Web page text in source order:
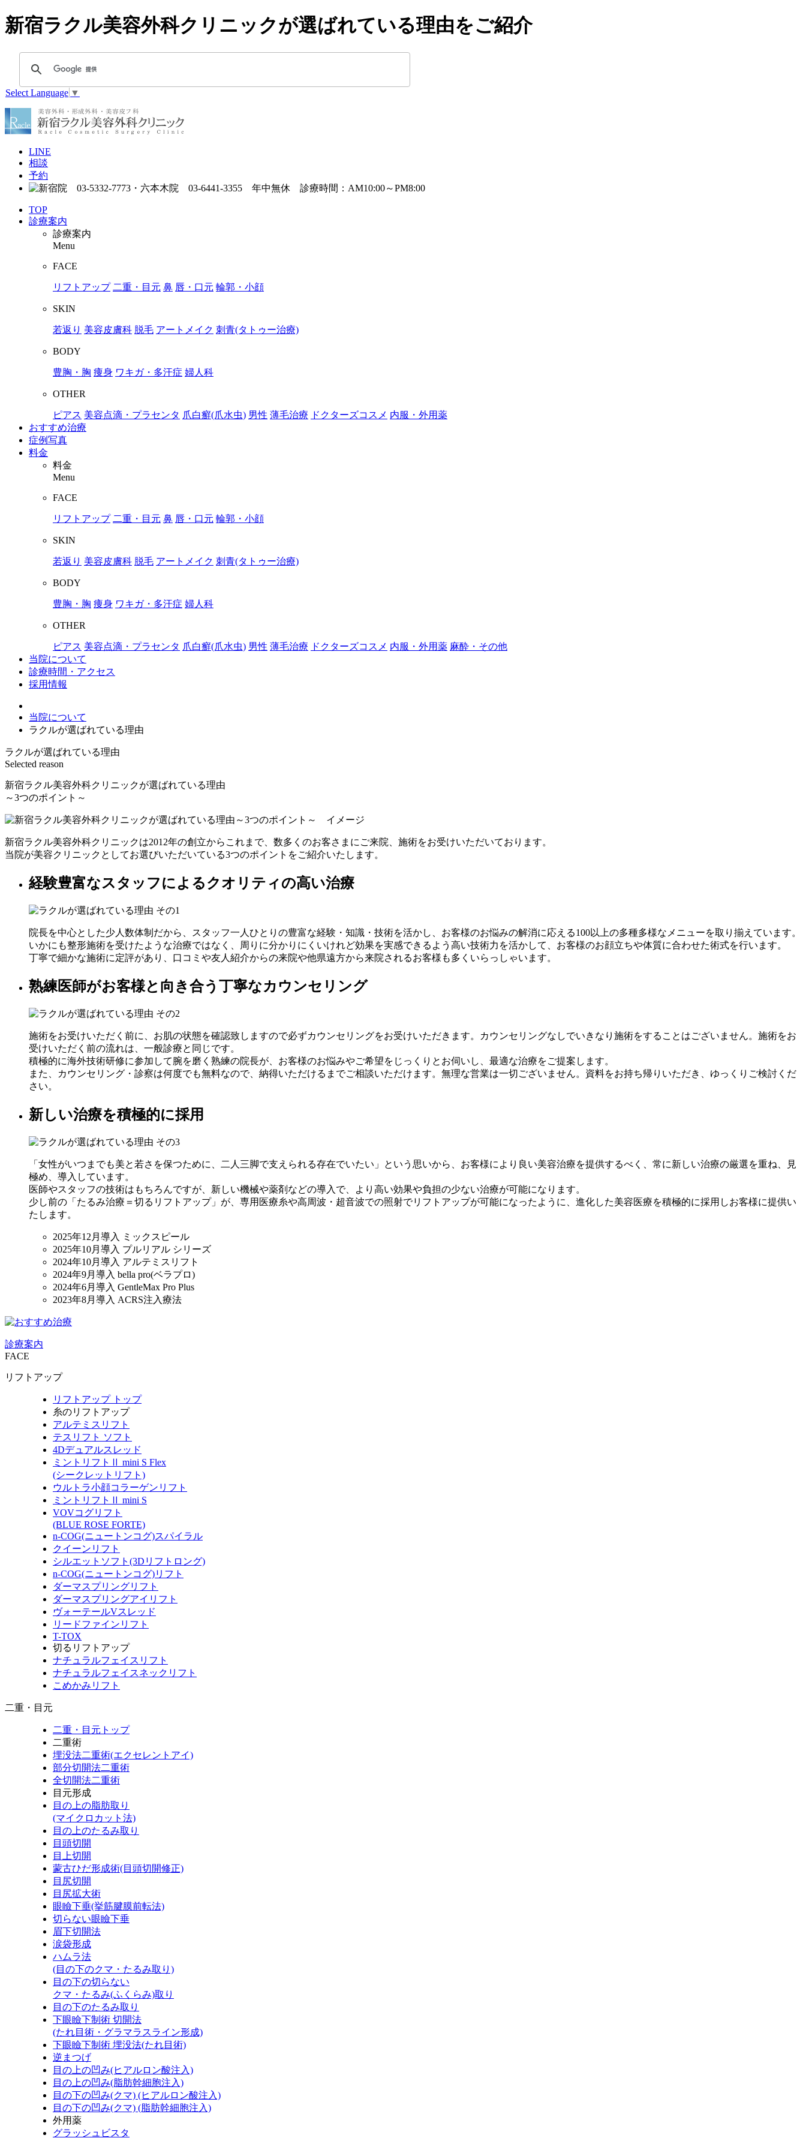
新宿ラクル美容外科クリニックが選ばれている理由をご紹介
Select Language ▼
LINE
相談
予約
TOP
診療案内
診療案内
Menu
FACE
リフトアップ 二重・目元 鼻 唇・口元 輪郭・小顔
SKIN
若返り 美容皮膚科 脱毛 アートメイク 刺青(タトゥー治療)
BODY
豊胸・胸 痩身 ワキガ・多汗症 婦人科
OTHER
ピアス 美容点滴・プラセンタ 爪白癬(爪水虫) 男性 薄毛治療 ドクターズコスメ 内服・外用薬
おすすめ治療
症例写真
料金
料金
Menu
FACE
リフトアップ 二重・目元 鼻 唇・口元 輪郭・小顔
SKIN
若返り 美容皮膚科 脱毛 アートメイク 刺青(タトゥー治療)
BODY
豊胸・胸 痩身 ワキガ・多汗症 婦人科
OTHER
ピアス 美容点滴・プラセンタ 爪白癬(爪水虫) 男性 薄毛治療 ドクターズコスメ 内服・外用薬 麻酔・その他
当院について
診療時間・アクセス
採用情報
当院について
ラクルが選ばれている理由
ラクルが選ばれている理由
Selected reason
新宿ラクル美容外科クリニックが選ばれている理由
～3つのポイント～
新宿ラクル美容外科クリニックは2012年の創立からこれまで、数多くのお客さまにご来院、施術をお受けいただいております。
当院が美容クリニックとしてお選びいただいている3つのポイントをご紹介いたします。
経験豊富なスタッフによるクオリティの高い治療
院長を中心とした少人数体制だから、 スタッフ一人ひとりの豊富な経験・知識・技術を活かし
、お客様のお悩みの解消に応える100以上の多種多様なメニューを取り揃えています。
いかにも整形施術を受けたような治療ではなく、周りに分かりにくいけれど効果を実感できるよう高い技術力を活かして、 お客様のお顔立ちや体質に合わせた術式を行います。
丁寧で細かな施術に定評があり、口コミや友人紹介からの来院や他県遠方から来院されるお客様も多くいらっしゃいます。
熟練医師がお客様と向き合う丁寧なカウンセリング
施術をお受けいただく前に、お肌の状態を確認致しますので必ずカウンセリングをお受けいただきます。 カウンセリングなしでいきなり施術をすることはございません。 施術をお
受けいただく前の流れは、一般診療と同じです。
積極的に海外技術研修に参加して腕を磨く 熟練の院長が、お客様のお悩みやご希望をじっくりとお伺い し、最適な治療をご提案します。
また、カウンセリング・診察は何度でも無料なので、納得いただけるまでご相談いただけます。無理な営業は一切ございません。資料をお持ち帰りいただき、ゆっくりご検討くだ
さい。
新しい治療を積極的に採用
「女性がいつまでも美と若さを保つために、二人三脚で支えられる存在でいたい」という思いから、お客様により良い美容治療を提供するべく、常に新しい治療の厳選を重ね、見
極め、導入しています。
医師やスタッフの技術はもちろんですが、 新しい機械や薬剤などの導入で、より高い効果や負担の少ない治療が可能になります。
少し前の「たるみ治療＝切るリフトアップ」が、専用医療糸や高周波・超音波での照射でリフトアップが可能になったように、進化した美容医療を積極的に採用しお客様に提供い
たします。
2025年12月導入 ミックスピール
2025年10月導入 プルリアル シリーズ
2024年10月導入 アルテミスリフト
2024年9月導入 bella pro(ベラプロ)
2024年6月導入 GentleMax Pro Plus
2023年8月導入 ACRS注入療法
診療案内
FACE
リフトアップ
リフトアップ トップ
糸のリフトアップ
アルテミスリフト
テスリフト ソフト
4Dデュアルスレッド
ミントリフトⅡ mini S Flex
(シークレットリフト)
ウルトラ小顔コラーゲンリフト
ミントリフトⅡ mini S
VOVコグリフト
(BLUE ROSE FORTE)
n-COG(ニュートンコグ)スパイラル
クイーンリフト
シルエットソフト(3Dリフトロング)
n-COG(ニュートンコグ)リフト
ダーマスプリングリフト
ダーマスプリングアイリフト
ヴォーテールVスレッド
リードファインリフト
T-TOX
切るリフトアップ
ナチュラルフェイスリフト
ナチュラルフェイスネックリフト
こめかみリフト
二重・目元
二重・目元トップ
二重術
埋没法二重術(エクセレントアイ)
部分切開法二重術
全切開法二重術
目元形成
目の上の脂肪取り
(マイクロカット法)
目の上のたるみ取り
目頭切開
目上切開
蒙古ひだ形成術(目頭切開修正)
目尻切開
目尻拡大術
眼瞼下垂(挙筋腱膜前転法)
切らない眼瞼下垂
眉下切開法
涙袋形成
ハムラ法
(目の下のクマ・たるみ取り)
目の下の切らない
クマ・たるみ(ふくらみ)取り
目の下のたるみ取り
下眼瞼下制術 切開法
(たれ目術・グラマラスライン形成)
下眼瞼下制術 埋没法(たれ目術)
逆まつげ
目の上の凹み(ヒアルロン酸注入)
目の上の凹み(脂肪幹細胞注入)
目の下の凹み(クマ) (ヒアルロン酸注入)
目の下の凹み(クマ) (脂肪幹細胞注入)
外用薬
グラッシュビスタ